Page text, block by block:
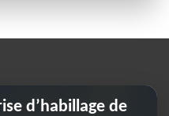
d’habillage de